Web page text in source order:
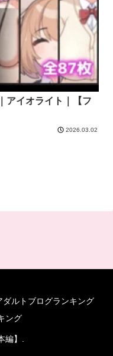
アイオライト｜【フ
2026.03.02
ダルトブログランキング
ング
】.